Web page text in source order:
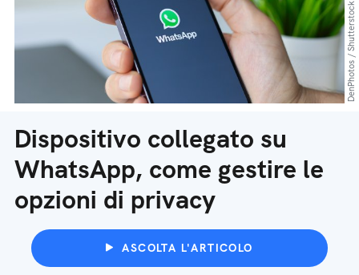
Dispositivo collegato su
WhatsApp, come gestire le
opzioni di privacy
ASCOLTA L'ARTICOLO
DenPhotos / Shutterstock